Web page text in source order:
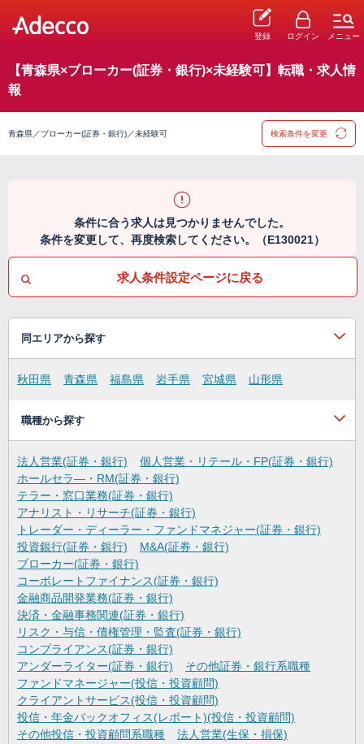
登録 ログイン メニュー
【青森県×ブローカー(証券・銀行)×未経験可】転職・求人情
報
青森県／ブローカー(証券・銀行)／未経験可 検索条件を変更
条件に合う求人は見つかりませんでした。
条件を変更して、再度検索してください。（E130021）
求人条件設定ページに戻る
同エリアから探す
秋田県 青森県 福島県 岩手県 宮城県 山形県
職種から探す
法人営業(証券・銀行)
個人営業・リテール・FP(証券・銀行)
ホールセラ―・RM(証券・銀行)
テラー・窓口業務(証券・銀行)
アナリスト・リサーチ(証券・銀行)
トレーダー・ディーラー・ファンドマネジャー(証券・銀行)
投資銀行(証券・銀行)
M&A(証券・銀行)
ブローカー(証券・銀行)
コーポレートファイナンス(証券・銀行)
金融商品開発業務(証券・銀行)
決済・金融事務関連(証券・銀行)
リスク・与信・債権管理・監査(証券・銀行)
コンプライアンス(証券・銀行)
アンダーライター(証券・銀行)
その他証券・銀行系職種
ファンドマネージャー(投信・投資顧問)
クライアントサービス(投信・投資顧問)
投信・年金バックオフィス(レポート)(投信・投資顧問)
その他投信・投資顧問系職種
法人営業(生保・損保)